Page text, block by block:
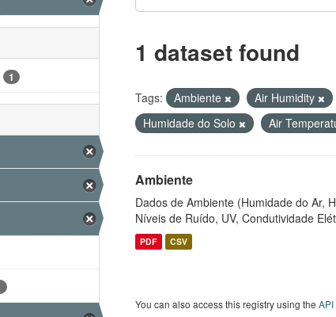
1
1 dataset found
Tags: Ambiente Air Humidity
Humidade do Solo
Air
Ambiente
Dados de Ambiente (Humidade do Ar,
Níveis de Ruído, UV, Condutividade
PDF CSV
You can also access this registry using the API